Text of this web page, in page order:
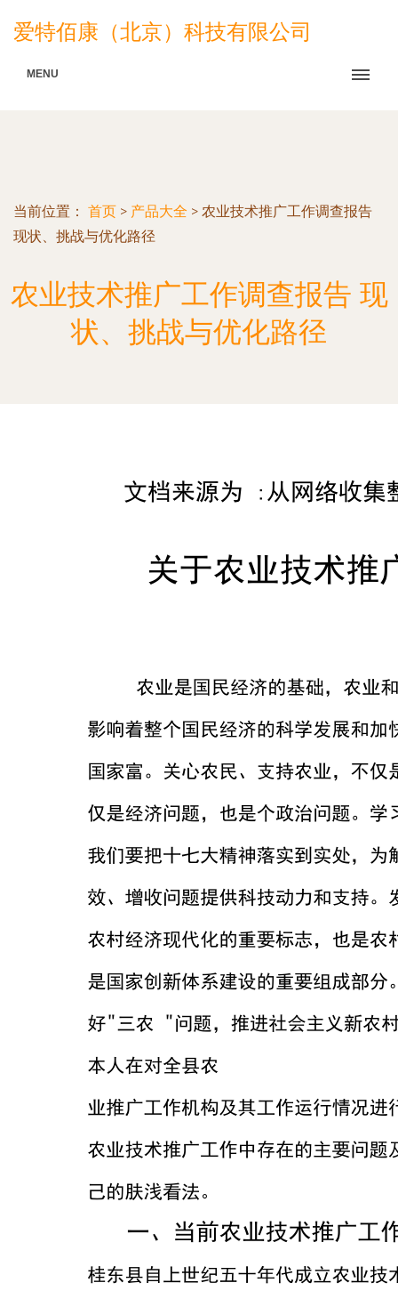
爱特佰康（北京）科技有限公司
MENU
当前位置： 首页 > 产品大全 > 农业技术推广工作调查报告
现状、挑战与优化路径
农业技术推广工作调查报告 现
状、挑战与优化路径